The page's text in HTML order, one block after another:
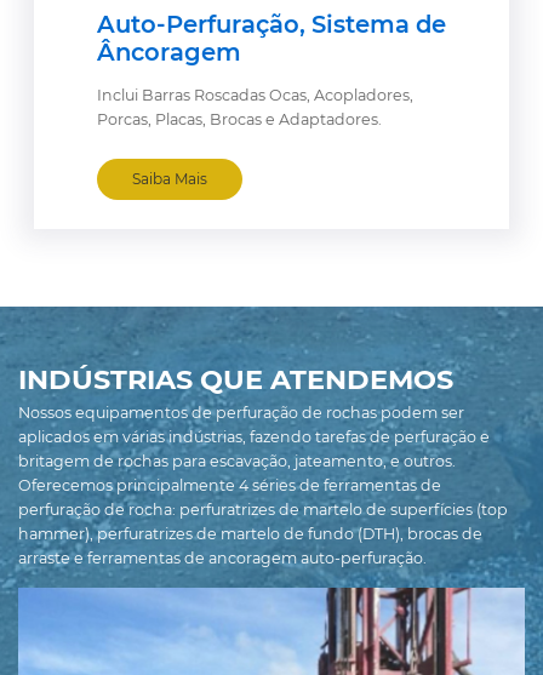
Auto-Perfuração, Sistema de
Âncoragem
Inclui Barras Roscadas Ocas, Acopladores,
Porcas, Placas, Brocas e Adaptadores.
Saiba Mais
INDÚSTRIAS QUE ATENDEMOS
Nossos equipamentos de perfuração de rochas podem ser
aplicados em várias indústrias, fazendo tarefas de perfuração e
britagem de rochas para escavação, jateamento, e outros.
Oferecemos principalmente 4 séries de ferramentas de
perfuração de rocha: perfuratrizes de martelo de superfícies (top
hammer), perfuratrizes de martelo de fundo (DTH), brocas de
arraste e ferramentas de ancoragem auto-perfuração.